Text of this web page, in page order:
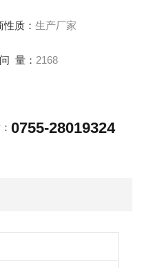
性质： 生产厂家
量： 2168
0755-28019324